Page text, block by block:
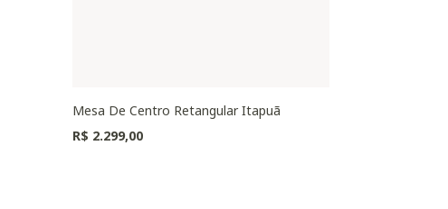
Mesa De Centro Retangular Itapuã
R$ 2.299,00